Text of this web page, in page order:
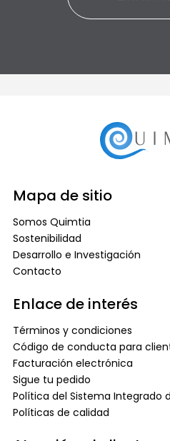
Mapa de sitio
Somos Quimtia
Sostenibilidad
Desarrollo e Investigación
Contacto
Enlace de interés
Términos y condiciones
Código de conducta para
Facturación electrónica
Sigue tu pedido
Política del Sistema Integrado
Políticas de calidad